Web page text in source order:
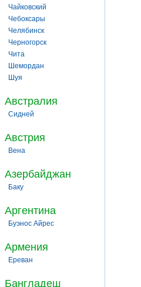
Чайковский
Чебоксары
Челябинск
Черногорск
Чита
Шемордан
Шуя
Австралия
Сидней
Австрия
Вена
Азербайджан
Баку
Аргентина
Буэнос Айрес
Армения
Ереван
Бангладеш